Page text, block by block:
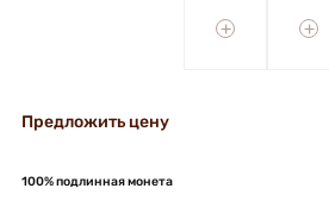
+ +
Предложить цену
100% подлинная монета